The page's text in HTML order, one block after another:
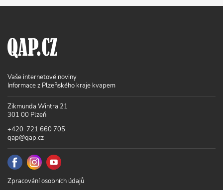
Vaše internetové noviny
Informace z Plzeňského kraje kvapem
Zikmunda Wintra 21
301 00 Plzeň
+420 721 660 705
qap@qap.cz
Zpracování osobních údajů